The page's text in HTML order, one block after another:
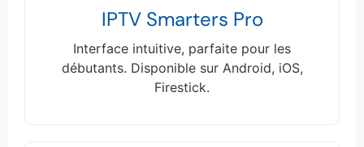
IPTV Smarters Pro
Interface intuitive, parfaite pour les
débutants. Disponible sur Android, iOS,
Firestick.